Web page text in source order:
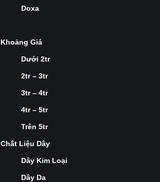
Doxa
Khoảng Giá
Dưới 2tr
2tr – 3tr
3tr – 4tr
4tr – 5tr
Trên 5tr
Chất Liệu Dây
Dây Kim Loại
Dây Da